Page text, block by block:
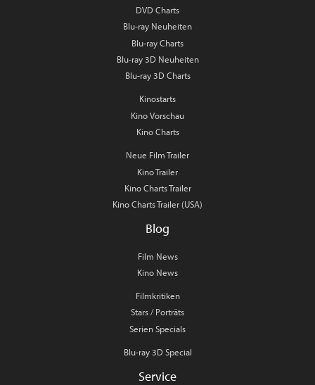
DVD Charts
Blu-ray Neuheiten
Blu-ray Charts
Blu-ray 3D Neuheiten
Blu-ray 3D Charts
Kinostarts
Kino Vorschau
Kino Charts
Neue Film Trailer
Kino Trailer
Kino Charts Trailer
Kino Charts Trailer (USA)
Blog
Film News
Kino News
Filmkritiken
Stars / Porträts
Serien Specials
Blu-ray 3D Special
Service